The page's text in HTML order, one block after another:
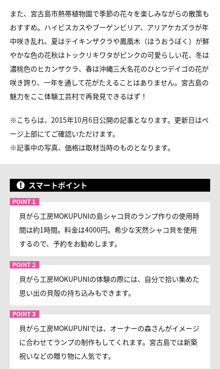
また、宮古島市熱帯植物園で季節の花々を楽しみながらの散策も
おすすめ。 ハイビスカスやブーゲンビリア、アリアケカズラが年
中咲き乱れ、 夏はテイキンザクラや鳳凰木（ほうおうぼく）が鮮
やかな色の花秋はトックリキワタがピンクの可愛らしい花、 冬は
濃桃色のヒカンザクラ、 春は沖縄三大名花のひとつデイゴの花が
咲き誇り、 一年を通して花がたえることはありません。 宮古島の
魅力をここ体験工芸村で再発見できるはず！
※こちらは、2015年10月6日公開の記事となります。更新日はペ
ージ上部にてご確認いただけます。
※記事中の写真、価格は取材当時のものとなります。
スマートポイント
貝がら工房MOKUPUNIの島シャコ貝のランプ作りの使用時
間は約1時間。料金は4000円。希少な天然シャコ貝を使用
するので、予約をお勧めします。
貝がら工房MOKUPUNIの体験の際には、自分で拾い集めた
思い出の貝殻の持ち込みもできます。
貝がら工房MOKUPUNIでは、オーナーの森さんがイメージ
に合わせてランプの制作もしてくれます。宮古島では新築
祝いなどの贈り物に人気です。